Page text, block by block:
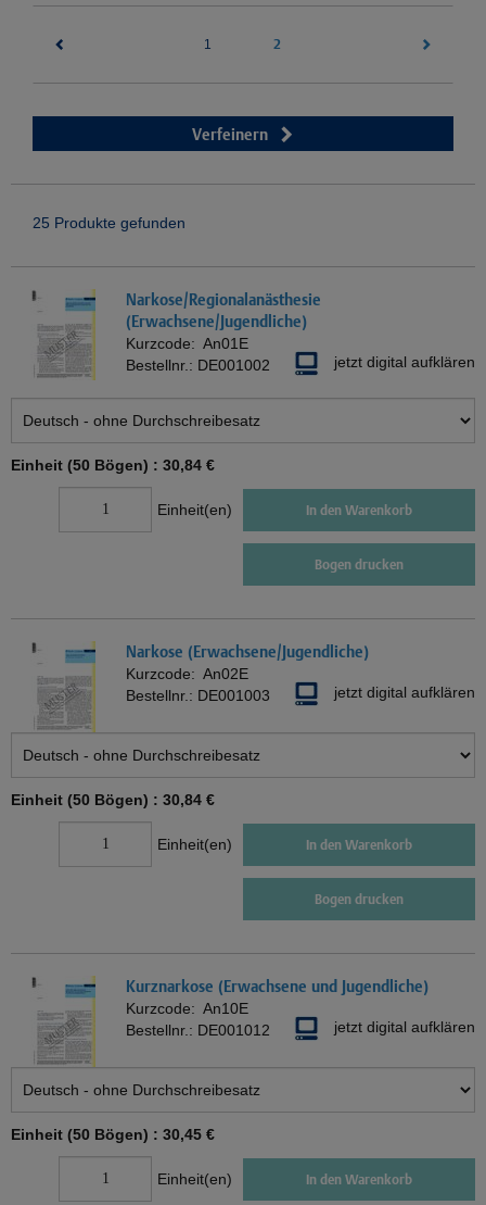
1 2
Verfeinern
25 Produkte gefunden
Narkose/Regionalanästhesie
(Erwachsene/Jugendliche)
Kurzcode: An01E
Bestellnr.: DE001002 jetzt digital aufklären
Einheit (50 Bögen) : 30,84 €
Einheit(en) In den Warenkorb
Bogen drucken
Narkose (Erwachsene/Jugendliche)
Kurzcode: An02E
Bestellnr.: DE001003 jetzt digital aufklären
Einheit (50 Bögen) : 30,84 €
Einheit(en) In den Warenkorb
Bogen drucken
Kurznarkose (Erwachsene und Jugendliche)
Kurzcode: An10E
Bestellnr.: DE001012 jetzt digital aufklären
Einheit (50 Bögen) : 30,45 €
Einheit(en) In den Warenkorb